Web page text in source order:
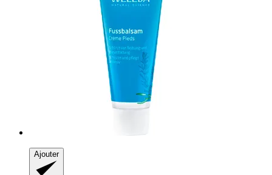
Ajouter